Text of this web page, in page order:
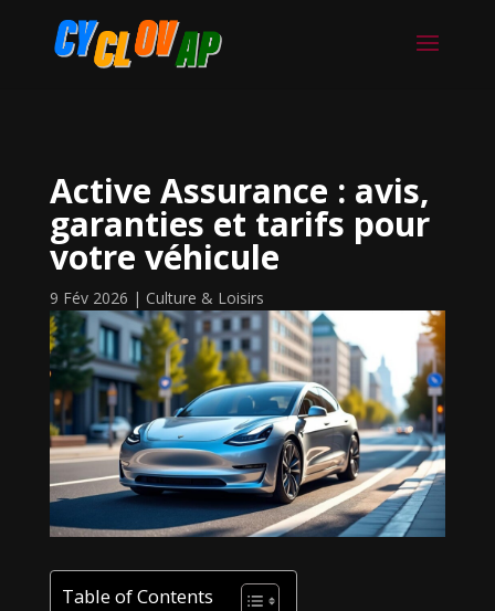
Active Assurance : avis,
garanties et tarifs pour
votre véhicule
9 Fév 2026 | Culture & Loisirs
Table of Contents